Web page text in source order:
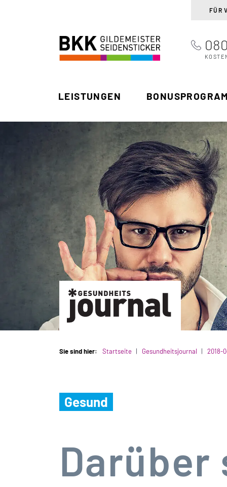
FÜR
BKK Gildemeister
Seidensticker
Suchen
LEISTUNGEN
Sie sind hier: Startseite Gesundheitsjournal 2018-
Gesund